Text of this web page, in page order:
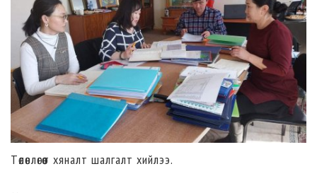
Төлөвлөгөөт хяналт шалгалт хийлээ.